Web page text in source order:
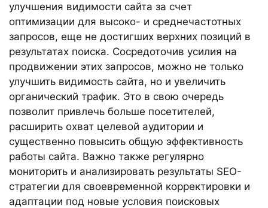
улучшения видимости сайта за счет
оптимизации для высоко- и среднечастотных
запросов, еще не достигших верхних позиций в
результатах поиска. Сосредоточив усилия на
продвижении этих запросов, можно не только
улучшить видимость сайта, но и увеличить
органический трафик. Это в свою очередь
позволит привлечь больше посетителей,
расширить охват целевой аудитории и
существенно повысить общую эффективность
работы сайта. Важно также регулярно
мониторить и анализировать результаты SEO-
стратегии для своевременной корректировки и
адаптации под новые условия поисковых